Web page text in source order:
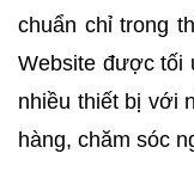
chuẩn chỉ trong
Website được tối
nhiều thiết bị với
hàng, chăm sóc